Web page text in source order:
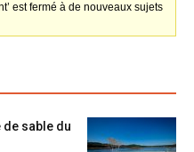
est fermé à de nouveaux sujets
sable du